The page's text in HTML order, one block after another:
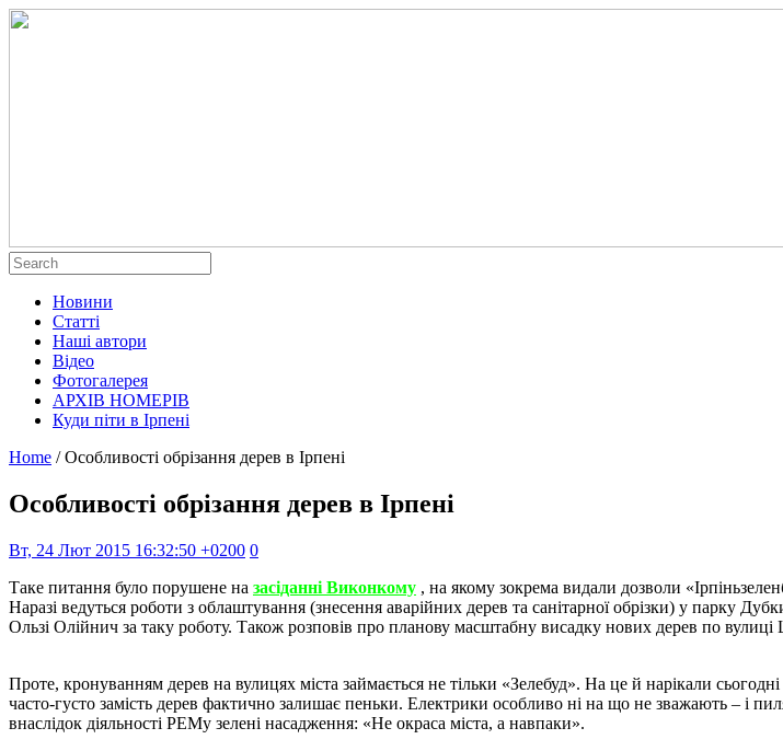
Новини
Статті
Наші автори
Відео
Фотогалерея
АРХІВ НОМЕРІВ
Куди піти в Ірпені
Home / Особливості обрізання дерев в Ірпені
Особливості обрізання дерев в Ірпені
Вт, 24 Лют 2015 16:32:50 +0200 0
Таке питання було порушене на засіданні Виконкому , на якому зокрема видали дозволи
Наразі ведуться роботи з облаштування (знесення аварійних дерев та санітарної обрізки) у парку
Ользі Олійнич за таку роботу. Також розповів про планову масштабну висадку нових дерев по вулиці
Проте, кронуванням дерев на вулицях міста займається не тільки «Зелебуд». На це й нарікали
часто-густо замість дерев фактично залишає пеньки. Електрики особливо ні на що не зважають – і
внаслідок діяльності РЕМу зелені насадження: «Не окраса міста, а навпаки».